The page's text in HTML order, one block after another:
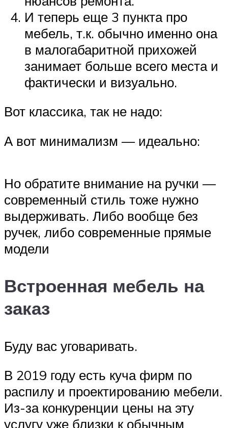
И теперь еще 3 пункта про
мебель, т.к. обычно именно она
в малогабаритной прихожей
занимает больше всего места и
фактически и визуально.
Вот классика, так не надо:
А вот минимализм — идеально:
Но обратите внимание на ручки —
современный стиль тоже нужно
выдерживать. Либо вообще без
ручек, либо современные прямые
модели
Встроенная мебель на
заказ
Буду вас уговаривать.
В 2019 году есть куча фирм по
распилу и проектированию мебели.
Из-за конкуренции цены на эту
услугу уже близки к обычным